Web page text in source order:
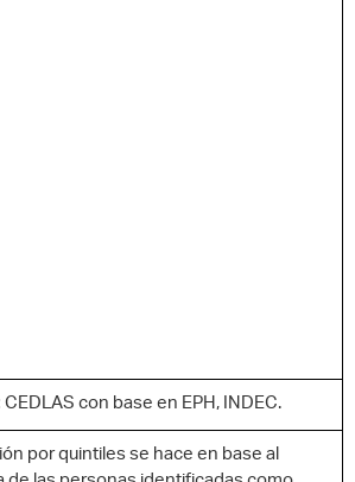
CEDLAS con base en EPH, INDEC.
por quintiles se hace en base al